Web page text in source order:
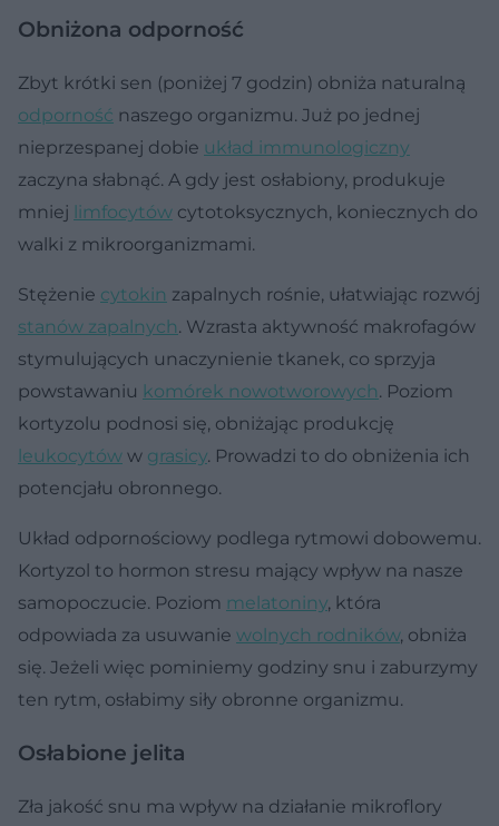
Obniżona odporność
Zbyt krótki sen (poniżej 7 godzin) obniża naturalną
odporność naszego organizmu. Już po jednej
nieprzespanej dobie układ immunologiczny
zaczyna słabnąć. A gdy jest osłabiony, produkuje
mniej limfocytów cytotoksycznych, koniecznych do
walki z mikroorganizmami.
Stężenie cytokin zapalnych rośnie, ułatwiając rozwój
stanów zapalnych. Wzrasta aktywność makrofagów
stymulujących unaczynienie tkanek, co sprzyja
powstawaniu komórek nowotworowych. Poziom
kortyzolu podnosi się, obniżając produkcję
leukocytów w grasicy. Prowadzi to do obniżenia ich
potencjału obronnego.
Układ odpornościowy podlega rytmowi dobowemu.
Kortyzol to hormon stresu mający wpływ na nasze
samopoczucie. Poziom melatoniny, która
odpowiada za usuwanie wolnych rodników, obniża
się. Jeżeli więc pominiemy godziny snu i zaburzymy
ten rytm, osłabimy siły obronne organizmu.
Osłabione jelita
Zła jakość snu ma wpływ na działanie mikroflory